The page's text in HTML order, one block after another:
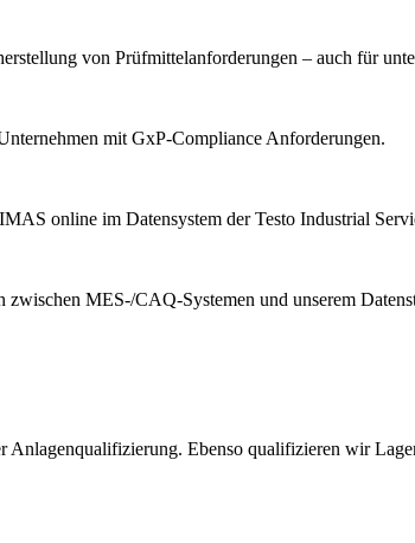
von Prüfmittelanforderungen – auch für
mit GxP-Compliance Anforderungen.
online im Datensystem der Testo Industrial
MES-/CAQ-Systemen und unserem
Ebenso qualifizieren wir